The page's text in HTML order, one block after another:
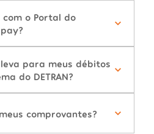
com o Portal do
para meus débitos
do DETRAN?
comprovantes?